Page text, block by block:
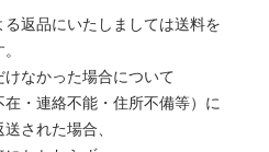
返品にいたしましては送料を
なかった場合について
・連絡不能・住所不備等）に
された場合、